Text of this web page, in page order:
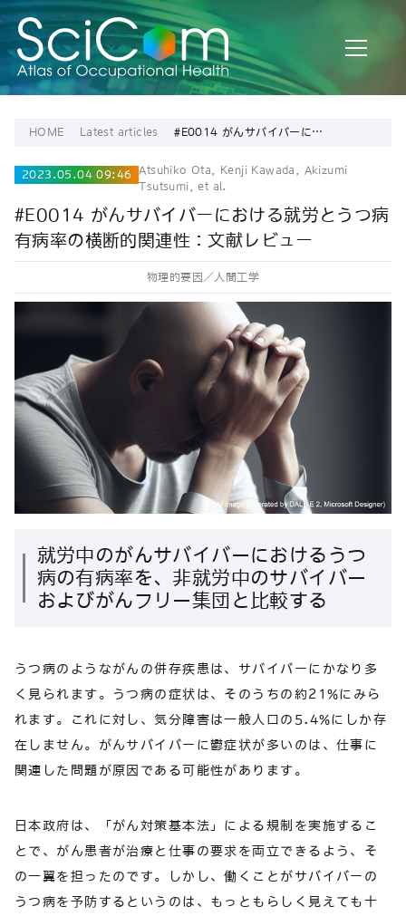
HOME Latest articles
#E0014 がんサバイバーにお
2023.05.04 09:46
Atsuhiko Ota, Kenji Kawada, Akizumi
Tsutsumi, et al.
#E0014 がんサバイバーにおける就労とうつ病
有病率の横断的関連性：文献レビュー
物理的要因／人間工学
就労中のがんサバイバーにおけるうつ
病の有病率を、非就労中のサバイバー
およびがんフリー集団と比較する
うつ病のようながんの併存疾患は、サバイバーにかなり多
く見られます。うつ病の症状は、そのうちの約21%にみら
れます。これに対し、気分障害は一般人口の5.4%にしか存
在しません。がんサバイバーに鬱症状が多いのは、仕事に
関連した問題が原因である可能性があります。
日本政府は、「がん対策基本法」による規制を実施するこ
とで、がん患者が治療と仕事の要求を両立できるよう、そ
の一翼を担ったのです。しかし、働くことがサバイバーの
うつ病を予防するというのは、もっともらしく見えても十